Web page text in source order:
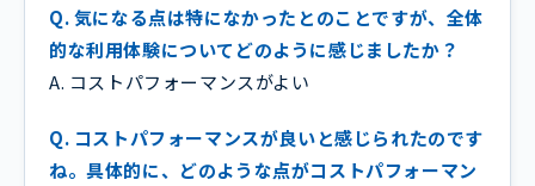
Q. 気になる点は特になかったとのことですが、全体
的な利用体験についてどのように感じましたか？
A. コストパフォーマンスがよい
Q. コストパフォーマンスが良いと感じられたのです
ね。具体的に、どのような点がコストパフォーマン